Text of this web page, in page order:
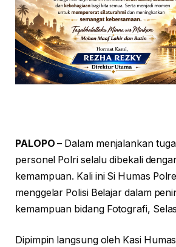
PALOPO – Dalam menjalankan
personel Polri selalu dibekali
kemampuan. Kali ini Si Humas
menggelar Polisi Belajar dalam
kemampuan bidang Fotografi,
Dipimpin langsung oleh Kasi